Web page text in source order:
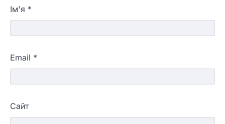
Ім'я *
Email *
Сайт